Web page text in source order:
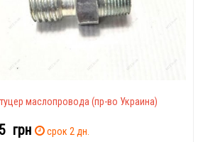
маслопровода (пр-во Украина)
грн
срок 2 дн.